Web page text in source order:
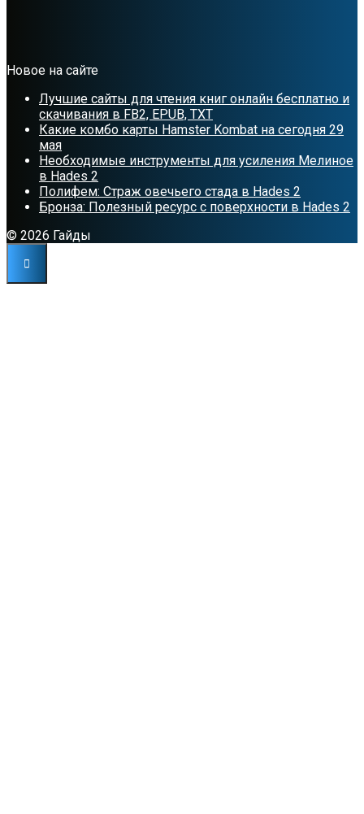
Новое на сайте
Лучшие сайты для чтения книг онлайн бесплатно и
скачивания в FB2, EPUB, TXT
Какие комбо карты Hamster Kombat на сегодня 29
мая
Необходимые инструменты для усиления Мелиное
в Hades 2
Полифем: Страж овечьего стада в Hades 2
Бронза: Полезный ресурс с поверхности в Hades 2
© 2026 Гайды